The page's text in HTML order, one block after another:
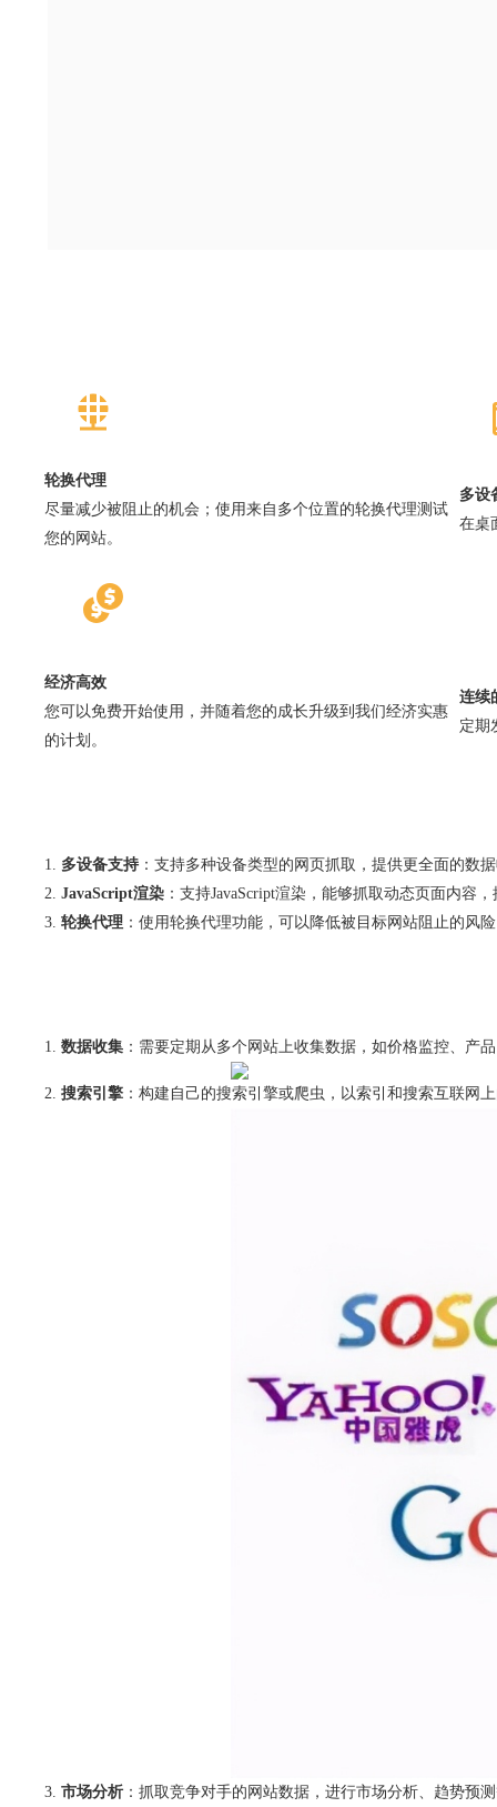
轮换代理
尽量减少被阻止的机会；使用来自多个位置的轮换代理测试
您的网站。
多设
在桌
经济高效
您可以免费开始使用，并随着您的成长升级到我们经济实惠
的计划。
连续
定期
多设备支持 ：支持多种设备类型的网页抓取，提供更全面的数
JavaScript渲染 ：支持JavaScript渲染，能够抓取动态页面内容
轮换代理 ：使用轮换代理功能，可以降低被目标网站阻止的风
数据收集 ：需要定期从多个网站上收集数据，如价格监控、产
搜索引擎 ：构建自己的搜索引擎或爬虫，以索引和搜索互联网
市场分析 ：抓取竞争对手的网站数据，进行市场分析、趋势预